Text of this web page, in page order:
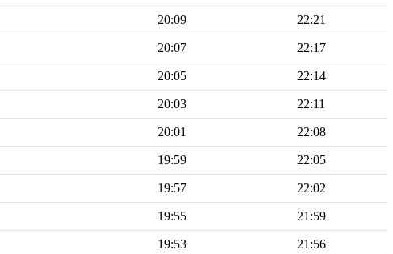
20:09 22:21
20:07 22:17
20:05 22:14
20:03 22:11
20:01 22:08
19:59 22:05
19:57 22:02
19:55 21:59
19:53 21:56